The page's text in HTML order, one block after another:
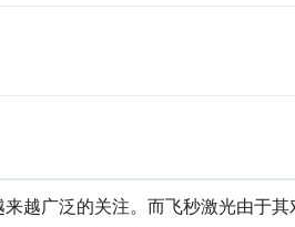
越广泛的关注。而飞秒激光由于其